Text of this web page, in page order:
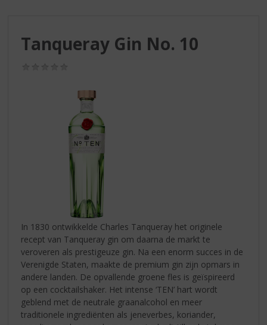
Tanqueray Gin No. 10
In 1830 ontwikkelde Charles Tanqueray het originele
recept van Tanqueray gin om daarna de markt te
veroveren als prestigeuze gin. Na een enorm succes in de
Verenigde Staten, maakte de premium gin zijn opmars in
andere landen. De opvallende groene fles is geïspireerd
op een cocktailshaker. Het intense ‘TEN’ hart wordt
geblend met de neutrale graanalcohol en meer
traditionele ingrediënten als jeneverbes, koriander,